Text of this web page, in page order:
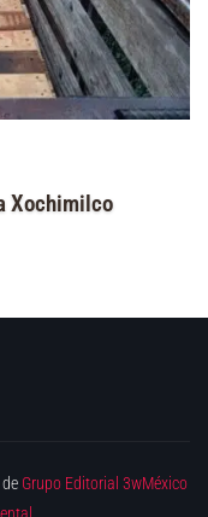
Xochimilco
Grupo Editorial 3wMéxico